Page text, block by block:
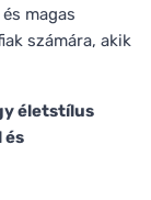
magas
számára, akik
életstílus
és